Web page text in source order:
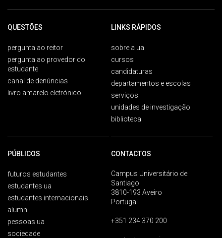
QUESTÕES
pergunta ao reitor
pergunta ao provedor do
estudante
canal de denúncias
livro amarelo eletrónico
LINKS RÁPIDOS
sobre a ua
cursos
candidaturas
departamentos e escolas
serviços
unidades de investigação
biblioteca
PÚBLICOS
futuros estudantes
estudantes ua
estudantes internacionais
alumni
pessoas ua
sociedade
CONTACTOS
Campus Universitário de
Santiago
3810-193 Aveiro
Portugal
+351 234 370 200